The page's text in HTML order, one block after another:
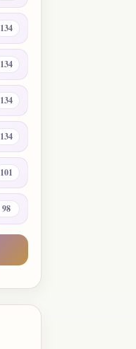
134
134
134
134
101
98